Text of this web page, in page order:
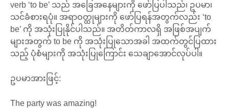
verb ‘to be’ သည် အခြေအနေများကို ဖော်ပြပါသည်၊ ဥပမာ၊
သင်ခံစားရပုံ။ အရာဝတ္ထုများကို ဖော်ပြရန်အတွက်လည်း ‘to
be’ ကို အသုံးပြုနိုင်ပါသည်။ အတိတ်ကာလရှိ အဖြစ်အပျက်
များအတွက် to be ကို အသုံးပြုသောအခါ အထက်တွင်ပြထား
သည့် ပုံစံများကို အသုံးပြုကြောင်း သေချာအောင်လုပ်ပါ။
ဥပမာအားဖြင့်:
The party was amazing!